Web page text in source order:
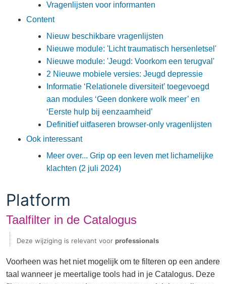
Vragenlijsten voor informanten
Content
Nieuw beschikbare vragenlijsten
Nieuwe module: 'Licht traumatisch hersenletsel'
Nieuwe module: 'Jeugd: Voorkom een terugval'
2 Nieuwe mobiele versies: Jeugd depressie
Informatie ‘Relationele diversiteit’ toegevoegd
aan modules ‘Geen donkere wolk meer’ en
‘Eerste hulp bij eenzaamheid’
Definitief uitfaseren browser-only vragenlijsten
Ook interessant
Meer over... Grip op een leven met lichamelijke
klachten (2 juli 2024)
Platform
Taalfilter in de Catalogus
Deze wijziging is relevant voor professionals
Voorheen was het niet mogelijk om te filteren op een andere
taal wanneer je meertalige tools had in je Catalogus. Deze